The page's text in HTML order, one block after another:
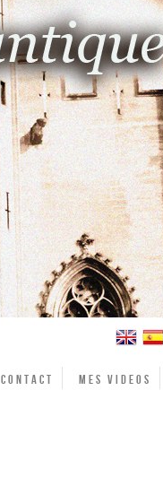
Contact Mes videos